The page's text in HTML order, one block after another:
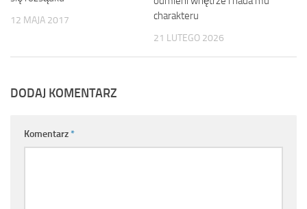
12 MAJA 2017
charakteru
21 LUTEGO 2026
DODAJ KOMENTARZ
Komentarz*